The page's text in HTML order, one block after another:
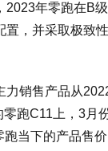
2023年零跑在B
置，并采取极致
销售产品从
跑C11上，3月
跑当下的产品售